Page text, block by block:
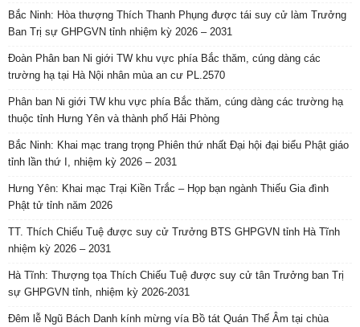
Bắc Ninh: Hòa thượng Thích Thanh Phụng được tái suy cử làm Trưởng
Ban Trị sự GHPGVN tỉnh nhiệm kỳ 2026 – 2031
Đoàn Phân ban Ni giới TW khu vực phía Bắc thăm, cúng dàng các
trường hạ tại Hà Nội nhân mùa an cư PL.2570
Phân ban Ni giới TW khu vực phía Bắc thăm, cúng dàng các trường hạ
thuộc tỉnh Hưng Yên và thành phố Hải Phòng
Bắc Ninh: Khai mạc trang trọng Phiên thứ nhất Đại hội đại biểu Phật giáo
tỉnh lần thứ I, nhiệm kỳ 2026 – 2031
Hưng Yên: Khai mạc Trại Kiền Trắc – Họp bạn ngành Thiếu Gia đình
Phật tử tỉnh năm 2026
TT. Thích Chiếu Tuệ được suy cử Trưởng BTS GHPGVN tỉnh Hà Tĩnh
nhiệm kỳ 2026 – 2031
Hà Tĩnh: Thượng tọa Thích Chiếu Tuệ được suy cử tân Trưởng ban Trị
sự GHPGVN tỉnh, nhiệm kỳ 2026-2031
Đêm lễ Ngũ Bách Danh kính mừng vía Bồ tát Quán Thế Âm tại chùa